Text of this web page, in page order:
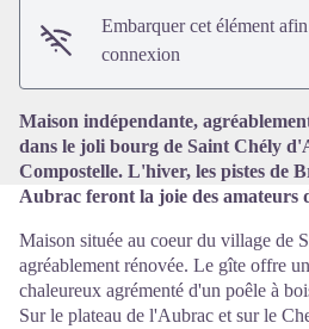
Embarquer cet élément
connexion
Maison indépendante,
dans le joli bourg de Saint Chély
Compostelle. L'hiver, les pistes de
Aubrac feront la joie des amateurs
Maison située au coeur du village de
agréablement rénovée. Le gîte offre
chaleureux agrémenté d'un poêle à
Sur le plateau de l'Aubrac et sur le